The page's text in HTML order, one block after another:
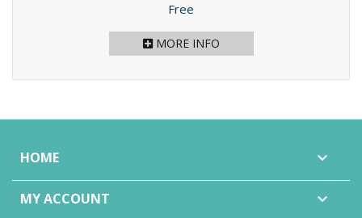
Price
Free
MORE INFO
HOME 
MY ACCOUNT 